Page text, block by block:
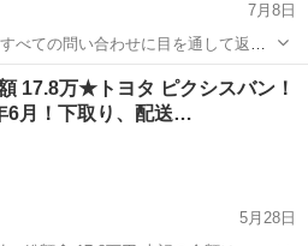
7月8日
べての問い合わせに目を通して返信
にお問い合わせください😊 ◆出品
リ
その他 車両
17.8万★トヨタ ピクシスバン！
6月！下取り、配送…
5月28日